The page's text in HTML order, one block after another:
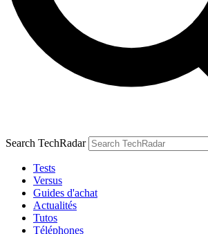
Search TechRadar
Tests
Versus
Guides d'achat
Actualités
Tutos
Téléphones